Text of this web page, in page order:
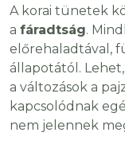
A korai tünetek
a fáradtság.
előrehaladtával,
állapotától.
a változások a
kapcsolódnak
nem jelennek